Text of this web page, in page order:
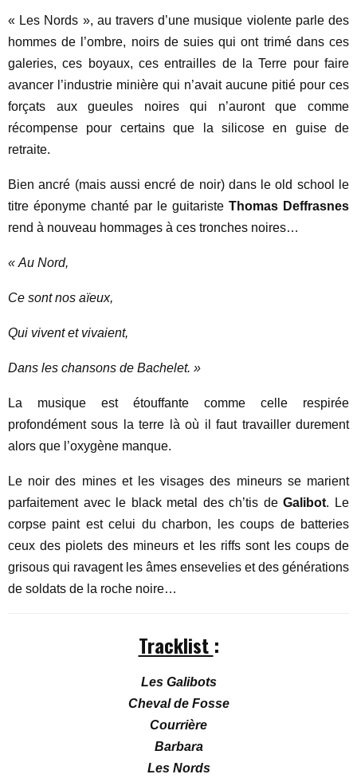
« Les Nords », au travers d’une musique violente parle des
hommes de l’ombre, noirs de suies qui ont trimé dans ces
galeries, ces boyaux, ces entrailles de la Terre pour faire
avancer l’industrie minière qui n’avait aucune pitié pour ces
forçats aux gueules noires qui n’auront que comme
récompense pour certains que la silicose en guise de
retraite.
Bien ancré (mais aussi encré de noir) dans le old school le
titre éponyme chanté par le guitariste Thomas Deffrasnes
rend à nouveau hommages à ces tronches noires…
« Au Nord,
Ce sont nos aïeux,
Qui vivent et vivaient,
Dans les chansons de Bachelet. »
La musique est étouffante comme celle respirée
profondément sous la terre là où il faut travailler durement
alors que l’oxygène manque.
Le noir des mines et les visages des mineurs se marient
parfaitement avec le black metal des ch’tis deGalibot. Le
corpse paint est celui du charbon, les coups de batteries
ceux des piolets des mineurs et les riffs sont les coups de
grisous qui ravagent les âmes ensevelies et des générations
de soldats de la roche noire…
Tracklist :
Les Galibots
Cheval de Fosse
Courrière
Barbara
Les Nords